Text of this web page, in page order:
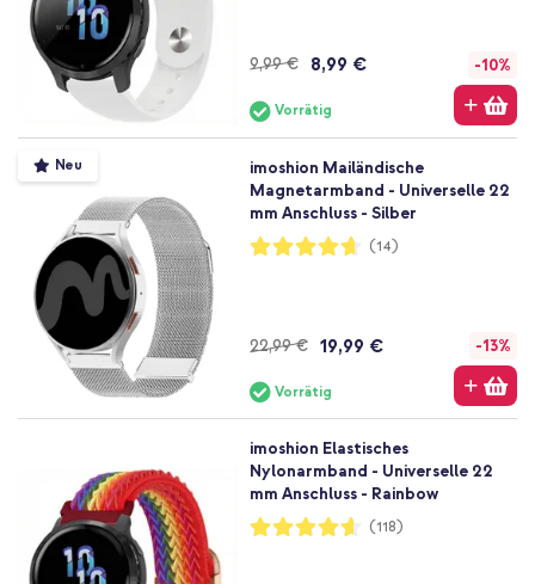
9,99 € 8,99 € -10%
Vorrätig
Neu
imoshion Mailändische
Magnetarmband - Universelle 22
mm Anschluss - Silber
Bewertung:
93%
(14)
22,99 € 19,99 € -13%
Vorrätig
imoshion Elastisches
Nylonarmband - Universelle 22
mm Anschluss - Rainbow
Bewertung:
(118)